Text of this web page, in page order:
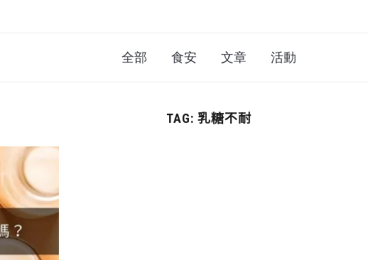
全部 食安 文章 活動
TAG: 乳糖不耐